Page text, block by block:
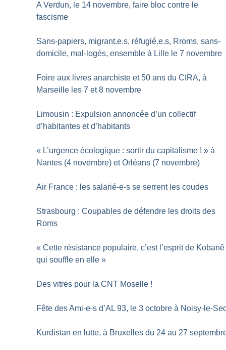
A Verdun, le 14 novembre, faire bloc contre le
fascisme
Sans-papiers, migrant.e.s, réfugié.e.s, Rroms, sans-
domicile, mal-logés, ensemble à Lille le 7 novembre
Foire aux livres anarchiste et 50 ans du CIRA, à
Marseille les 7 et 8 novembre
Limousin : Expulsion annoncée d’un collectif
d’habitantes et d’habitants
« L’urgence écologique : sortir du capitalisme ! » à
Nantes (4 novembre) et Orléans (7 novembre)
Air France : les salarié-e-s se serrent les coudes
Strasbourg : Coupables de défendre les droits des
Roms
« Cette résistance populaire, c’est l’esprit de Kobanê
qui souffle en elle »
Des vitres pour la CNT Moselle !
Fête des Ami-e-s d’AL 93, le 3 octobre à Noisy-le-
Kurdistan en lutte, à Bruxelles du 24 au 27